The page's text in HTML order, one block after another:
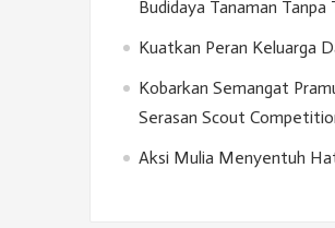
Budidaya Tanaman
Kuatkan Peran Keluarga
Kobarkan Semangat
Serasan Scout
Aksi Mulia Menyentuh